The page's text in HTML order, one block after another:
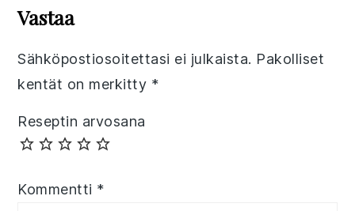
Interactions
Vastaa
Sähköpostiosoitettasi ei julkaista. Pakolliset
kentät on merkitty *
Reseptin arvosana
Kommentti *